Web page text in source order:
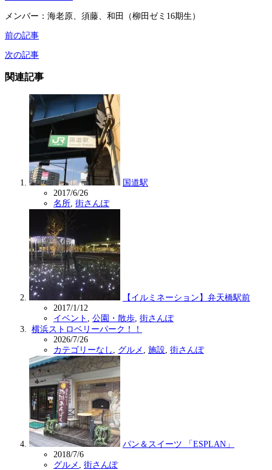
メンバー：海老原、須藤、和田（柳田ゼミ16期生）
前の記事
次の記事
関連記事
国道駅
2017/6/26
名所 街さんぽ
【イルミネーション】弁天橋駅前
2017/1/12
イベント
公園・散歩 街さんぽ
横浜ストロベリーパーク！！
2026/7/26
カテゴリーなし
グルメ 施設 街さんぽ
パン＆スイーツ 「ESPLAN」
2018/7/6
グルメ
街さんぽ